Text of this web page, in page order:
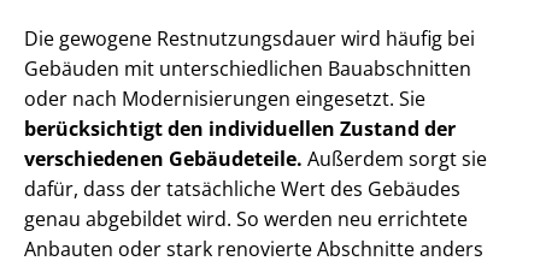
Die gewogene Rest­nut­zungs­dau­er wird häufig bei
Gebäuden mit un­ter­schied­li­chen Bauabschnitten
oder nach Mo­der­ni­sie­run­gen eingesetzt. Sie
berücksichtigt den individuellen Zustand der
verschiedenen Gebäudeteile. Außerdem sorgt sie
dafür, dass der tatsächliche Wert des Gebäudes
genau abgebildet wird. So werden neu errichtete
Anbauten oder stark renovierte Abschnitte anders